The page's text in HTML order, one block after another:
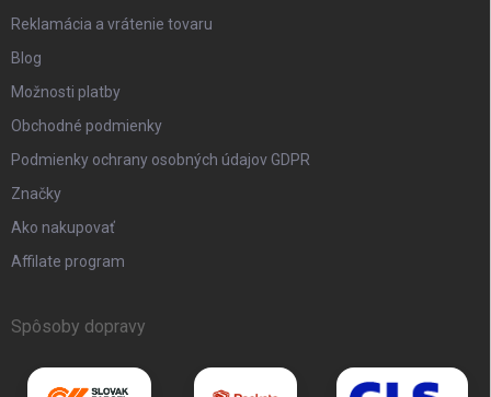
Reklamácia a vrátenie tovaru
Blog
Možnosti platby
Obchodné podmienky
Podmienky ochrany osobných údajov GDPR
Značky
Ako nakupovať
Affilate program
Spôsoby dopravy